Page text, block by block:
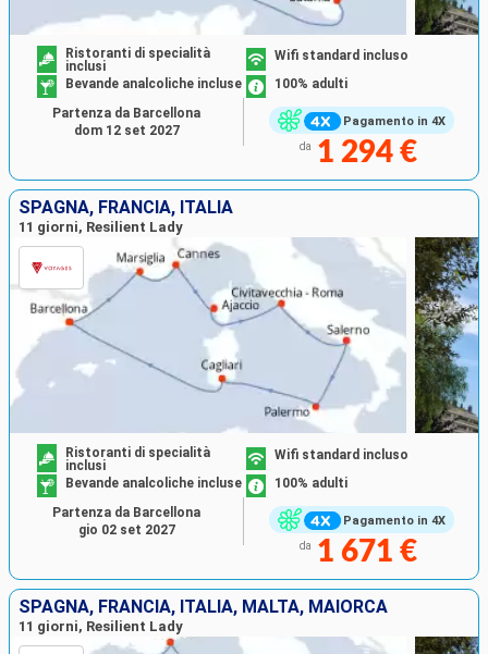
Pagamento in 4X
Ristoranti di specialità
inclusi
Wifi standard incluso
Bevande analcoliche incluse
100% adulti
da 1 294 €
Partenza da Barcellona
dom 12 set 2027
SPAGNA, FRANCIA, ITALIA
11 giorni, Resilient Lady
Pagamento in 4X
Ristoranti di specialità
inclusi
Wifi standard incluso
Bevande analcoliche incluse
100% adulti
da 1 671 €
Partenza da Barcellona
gio 02 set 2027
SPAGNA, FRANCIA, ITALIA, MALTA, MAIORCA
11 giorni, Resilient Lady